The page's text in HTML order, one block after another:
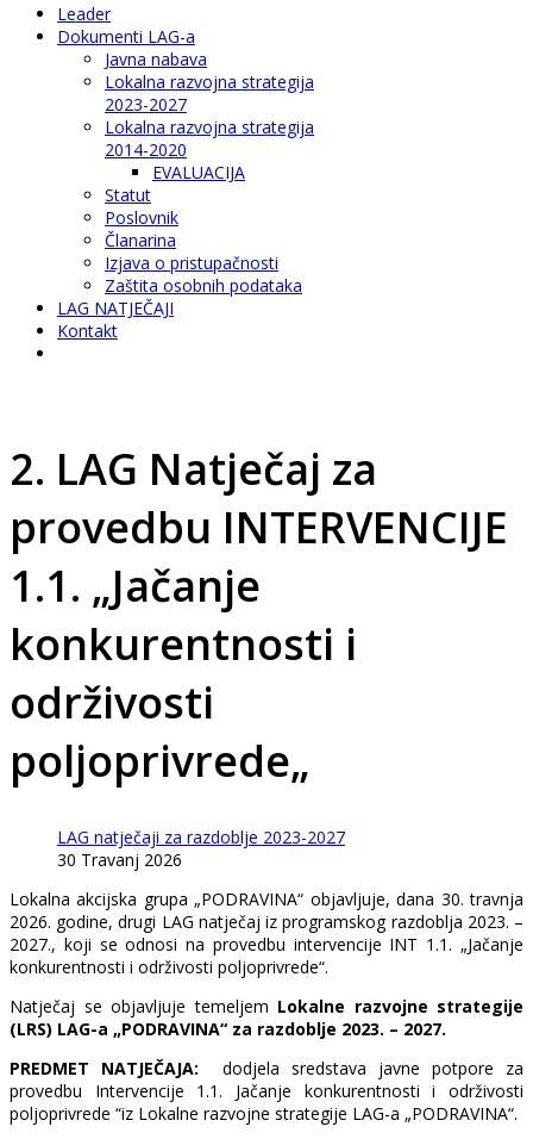
Leader
Dokumenti LAG-a
Javna nabava
Lokalna razvojna strategija
2023-2027
Lokalna razvojna strategija
2014-2020
EVALUACIJA
Statut
Poslovnik
Članarina
Izjava o pristupačnosti
Zaštita osobnih podataka
LAG NATJEČAJI
Kontakt
2. LAG Natječaj za
provedbu INTERVENCIJE
1.1. „Jačanje
konkurentnosti i
održivosti
poljoprivrede„
LAG natječaji za razdoblje 2023-2027
30 Travanj 2026
Lokalna akcijska grupa „PODRAVINA“ objavljuje, dana 30. travnja
2026. godine, drugi LAG natječaj iz programskog razdoblja 2023. –
2027., koji se odnosi na provedbu intervencije INT 1.1. „Jačanje
konkurentnosti i održivosti poljoprivrede“.
Natječaj se objavljuje temeljem Lokalne razvojne strategije
(LRS) LAG-a „PODRAVINA“ za razdoblje 2023. – 2027.
PREDMET NATJEČAJA: dodjela sredstava javne potpore za
provedbu Intervencije 1.1. Jačanje konkurentnosti i održivosti
poljoprivrede “iz Lokalne razvojne strategije LAG-a „PODRAVINA“.